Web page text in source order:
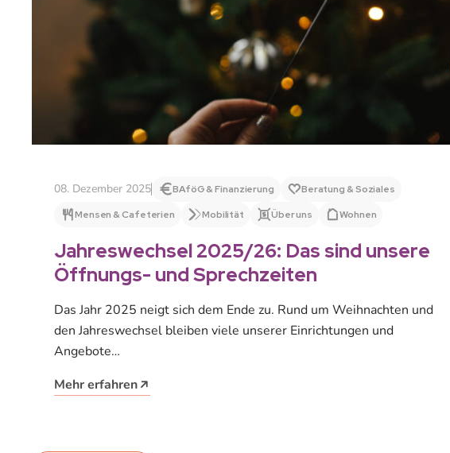
08. Dezember 2025 BAföG & Finanzierung
Beratung & Soziales
Mensen & Cafeterien
Mobilität Über uns Wohnen
Jahreswechsel 2025/26: Das sind unsere
Öffnungs- und Sprechzeiten
Das Jahr 2025 neigt sich dem Ende zu. Rund um Weihnachten und
den Jahreswechsel bleiben viele unserer Einrichtungen und
Angebote…
Mehr erfahren